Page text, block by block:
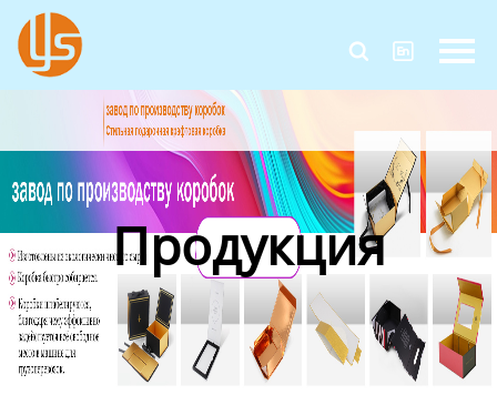
 
Главная
Продукция
О Нас
Контакты Продукция